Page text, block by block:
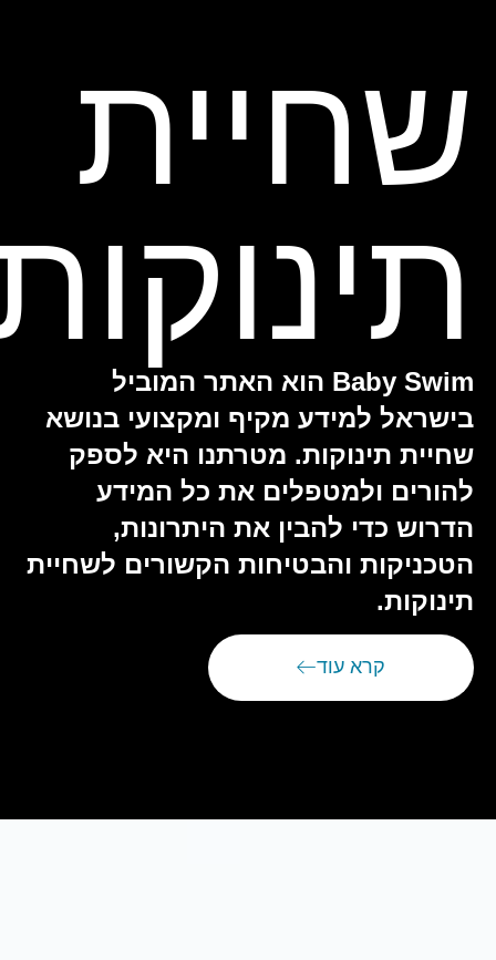
שחיית
תינוקות
Baby Swim הוא האתר המוביל
בישראל למידע מקיף ומקצועי בנושא
שחיית תינוקות. מטרתנו היא לספק
להורים ולמטפלים את כל המידע
הדרוש כדי להבין את היתרונות,
הטכניקות והבטיחות הקשורים לשחיית
תינוקות.
קרא עוד